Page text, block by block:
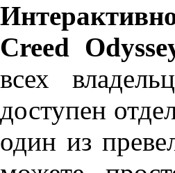
Creed
всех
доступен
один из